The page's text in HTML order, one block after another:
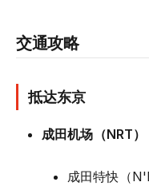
交通攻略
抵达东京
成田机场（NRT）
成田特快（